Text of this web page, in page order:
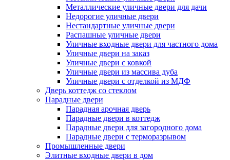
Металлические уличные двери для дачи
Недорогие уличные двери
Нестандартные уличные двери
Распашные уличные двери
Уличные входные двери для частного дома
Уличные двери на заказ
Уличные двери с ковкой
Уличные двери из массива дуба
Уличные двери с отделкой из МДФ
Дверь коттедж со стеклом
Парадные двери
Парадная арочная дверь
Парадные двери в коттедж
Парадные двери для загородного дома
Парадные двери с терморазрывом
Промышленные двери
Элитные входные двери в дом